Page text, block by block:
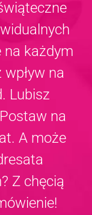
na każdym
na
Lubisz
na
A może
Z chęcią